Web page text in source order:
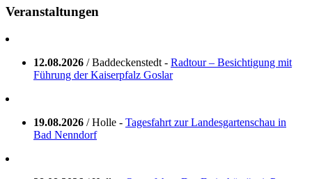
Veranstaltungen
12.08.2026 / Baddeckenstedt - Radtour – Besichtigung mit
Führung der Kaiserpfalz Goslar
19.08.2026 / Holle - Tagesfahrt zur Landesgartenschau in
Bad Nenndorf